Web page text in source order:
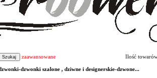
zaawansowane Ilość
dzwonki szalone , dziwne i designerskie-dzwone...